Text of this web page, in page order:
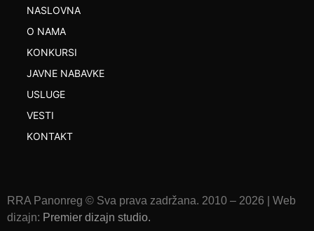
NASLOVNA
O NAMA
KONKURSI
JAVNE NABAVKE
USLUGE
VESTI
KONTAKT
RRA Panonreg © Sva prava zadržana. 2010 – 2026 | Web
dizajn: Premier dizajn studio.